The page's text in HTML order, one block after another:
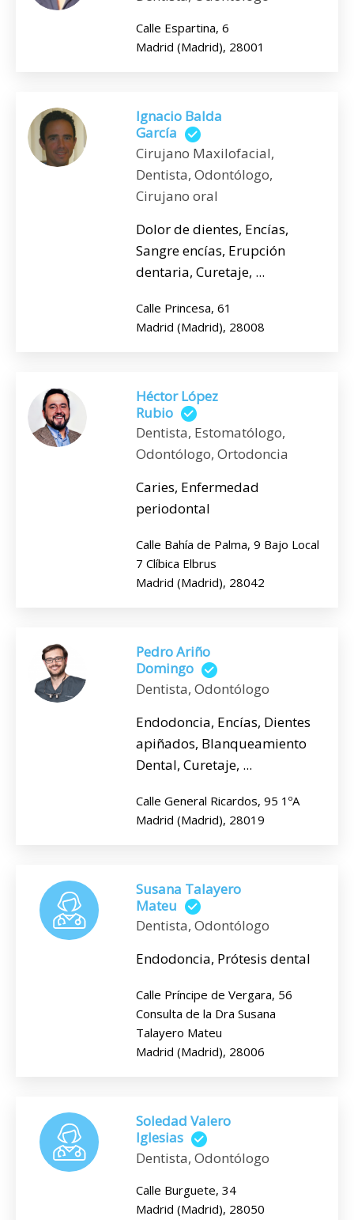
Calle Espartina, 6
Madrid (Madrid), 28001
Ignacio Balda
García
Cirujano Maxilofacial,
Dentista, Odontólogo,
Cirujano oral
Dolor de dientes, Encías,
Sangre encías, Erupción
dentaria, Curetaje, ...
Calle Princesa, 61
Madrid (Madrid), 28008
Héctor López
Rubio
Dentista, Estomatólogo,
Odontólogo, Ortodoncia
Caries, Enfermedad
periodontal
Calle Bahía de Palma, 9 Bajo Local
7 Clíbica Elbrus
Madrid (Madrid), 28042
Pedro Ariño
Domingo
Dentista, Odontólogo
Endodoncia, Encías, Dientes
apiñados, Blanqueamiento
Dental, Curetaje, ...
Calle General Ricardos, 95 1ºA
Madrid (Madrid), 28019
Susana Talayero
Mateu
Dentista, Odontólogo
Endodoncia, Prótesis dental
Calle Príncipe de Vergara, 56
Consulta de la Dra Susana
Talayero Mateu
Madrid (Madrid), 28006
Soledad Valero
Iglesias
Dentista, Odontólogo
Calle Burguete, 34
Madrid (Madrid), 28050